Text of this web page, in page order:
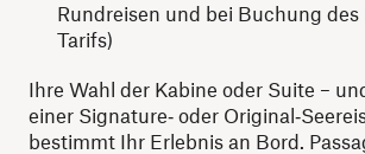
Rundreisen und bei Buchung des
Tarifs)
Ihre Wahl der Kabine oder Suite –
einer Signature‑ oder
bestimmt Ihr Erlebnis an Bord.